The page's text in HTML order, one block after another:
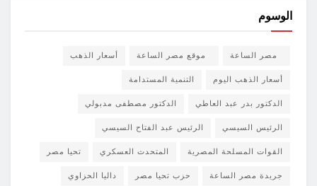
الوسوم
مصر الساعة موقع مصر الساعة أسعار الذهب
أسعار الذهب اليوم التنمية المستدامة
الدكتور بدر عبد العاطي الدكتور مصطفى مدبولي
الرئيس السيسي الرئيس عبد الفتاح السيسي
القوات المسلحة المصرية المتحدث العسكري تحيا مصر
جريدة مصر الساعة حزب تحيا مصر داليا الحزاوي